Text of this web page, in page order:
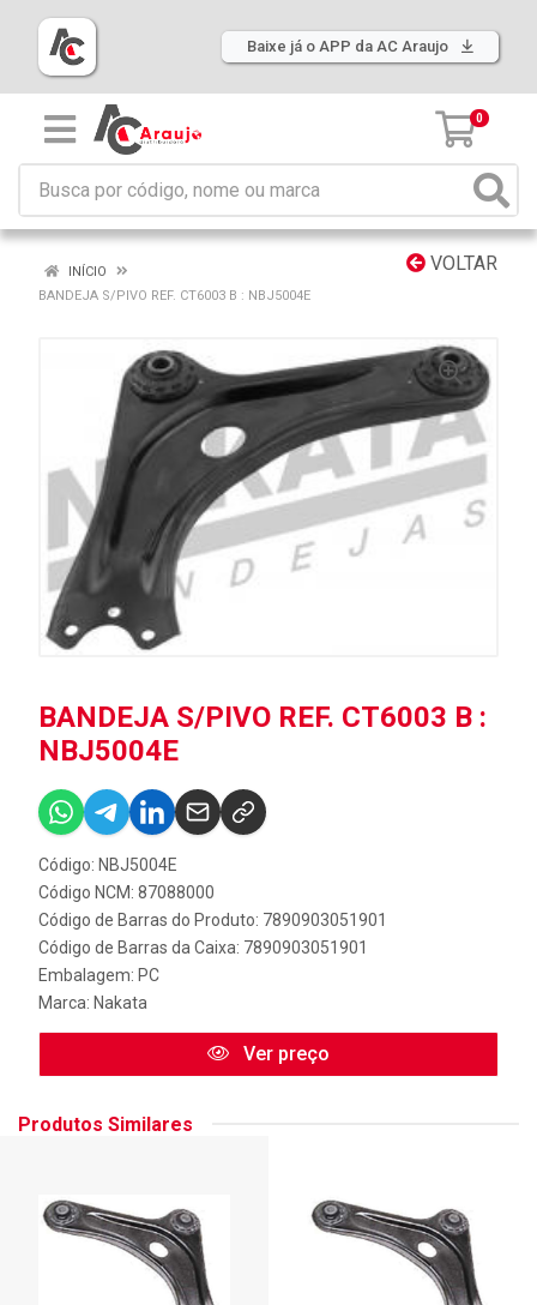
Baixe já o APP da AC Araujo
0
VOLTAR
INÍCIO
BANDEJA S/PIVO REF. CT6003 B : NBJ5004E
BANDEJA S/PIVO REF. CT6003 B :
NBJ5004E
Código: NBJ5004E
Código NCM: 87088000
Código de Barras do Produto: 7890903051901
Código de Barras da Caixa: 7890903051901
Embalagem: PC
Marca: Nakata
Ver preço
Produtos Similares